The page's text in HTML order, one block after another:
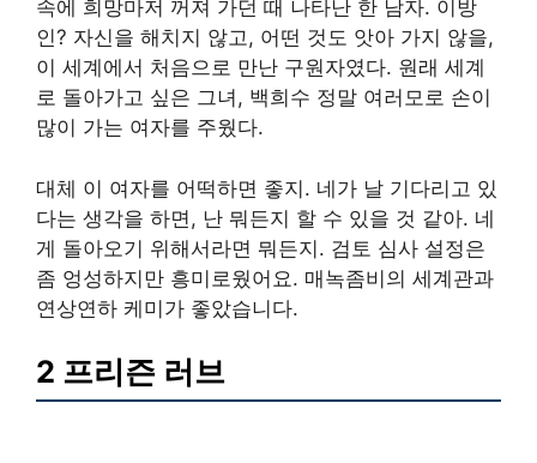
속에 희망마저 꺼져 가던 때 나타난 한 남자. 이방
인? 자신을 해치지 않고, 어떤 것도 앗아 가지 않을,
이 세계에서 처음으로 만난 구원자였다. 원래 세계
로 돌아가고 싶은 그녀, 백희수 정말 여러모로 손이
많이 가는 여자를 주웠다.
대체 이 여자를 어떡하면 좋지. 네가 날 기다리고 있
다는 생각을 하면, 난 뭐든지 할 수 있을 것 같아. 네
게 돌아오기 위해서라면 뭐든지. 검토 심사 설정은
좀 엉성하지만 흥미로웠어요. 매녹좀비의 세계관과
연상연하 케미가 좋았습니다.
2 프리즌 러브